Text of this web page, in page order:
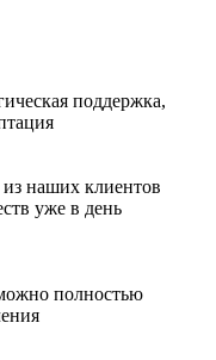
поддержка,
наших клиентов
уже в день
полностью